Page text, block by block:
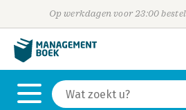
Op werkdagen voor 23:00